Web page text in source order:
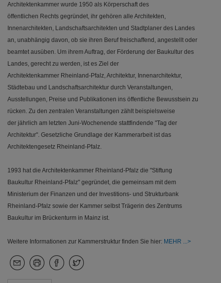
Architektenkammer wurde 1950 als Körperschaft des
öffentlichen Rechts gegründet, ihr gehören alle Architekten,
Innenarchitekten, Landschaftsarchitekten und Stadtplaner des Landes
an, unabhängig davon, ob sie ihren Beruf freischaffend, angestellt oder
beamtet ausüben. Um ihrem Auftrag, der Förderung der Baukultur des
Landes, gerecht zu werden, ist es Ziel der
Architektenkammer Rheinland-Pfalz, Architektur, Innenarchitektur,
Städtebau und Landschaftsarchitektur durch Veranstaltungen,
Ausstellungen, Preise und Publikationen ins öffentliche Bewusstsein zu
rücken. Zu den zentralen Veranstaltungen zählt beispielsweise
der jährlich am letzten Juni-Wochenende stattfindende "Tag der
Architektur". Gesetzliche Grundlage der Kammerarbeit ist das
Architektengesetz Rheinland-Pfalz.
1993 hat die Architektenkammer Rheinland-Pfalz die "Stiftung
Baukultur Rheinland-Pfalz" gegründet, die gemeinsam mit dem
Ministerium der Finanzen und der Investitions- und Strukturbank
Rheinland-Pfalz sowie der Kammer selbst Trägerin des Zentrums
Baukultur im Brückenturm in Mainz ist.
Weitere Informationen zur Kammerstruktur finden Sie hier: MEHR